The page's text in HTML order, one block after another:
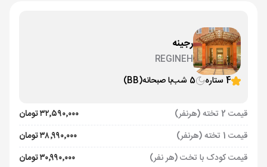
رجینه
REGINEH
4 ستاره
5 شب با صبحانه(BB)
قیمت 2 تخته (هرنفر)
۳۲٬۵۹۰٬۰۰۰ تومان
قیمت 1 تخته (هرنفر)
۳۸٬۹۹۰٬۰۰۰ تومان
قیمت کودک با تخت (هر نفر)
۳۰٬۹۹۰٬۰۰۰ تومان